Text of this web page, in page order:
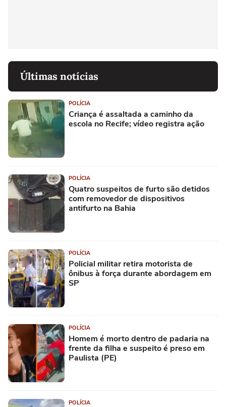
Últimas notícias
POLÍCIA
Criança é assaltada a caminho da
escola no Recife; vídeo registra ação
POLÍCIA
Quatro suspeitos de furto são detidos
com removedor de dispositivos
antifurto na Bahia
POLÍCIA
Policial militar retira motorista de
ônibus à força durante abordagem em
SP
POLÍCIA
Homem é morto dentro de padaria na
frente da filha e suspeito é preso em
Paulista (PE)
POLÍCIA